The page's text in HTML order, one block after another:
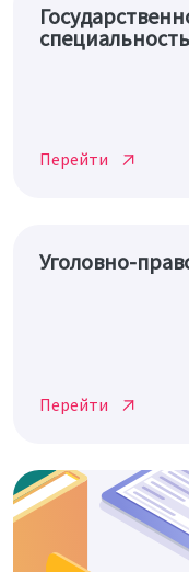
специальность
Перейти
Уголовно-
Перейти